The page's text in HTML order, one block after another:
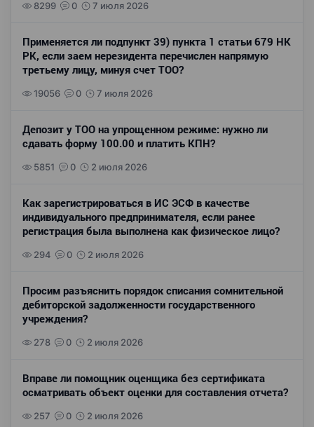
8299 0 7 июля 2026
Применяется ли подпункт 39) пункта 1 статьи 679 НК
РК, если заем нерезидента перечислен напрямую
третьему лицу, минуя счет ТОО?
19056 0 7 июля 2026
Депозит у ТОО на упрощенном режиме: нужно ли
сдавать форму 100.00 и платить КПН?
5851 0 2 июля 2026
Как зарегистрироваться в ИС ЭСФ в качестве
индивидуального предпринимателя, если ранее
регистрация была выполнена как физическое лицо?
294 0 2 июля 2026
Просим разъяснить порядок списания сомнительной
дебиторской задолженности государственного
учреждения?
278 0 2 июля 2026
Вправе ли помощник оценщика без сертификата
осматривать объект оценки для составления отчета?
257 0 2 июля 2026